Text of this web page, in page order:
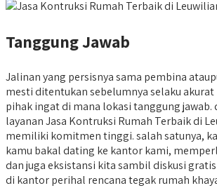
Tanggung Jawab
Jalinan yang persisnya sama pembina
mesti ditentukan sebelumnya selaku akurat
pihak ingat di mana lokasi tanggung
layanan Jasa Kontruksi Rumah Terbaik di
memiliki komitmen tinggi. salah satunya,
kamu bakal dating ke kantor kami,
dan juga eksistansi kita sambil diskusi
di kantor perihal rencana tegak rumah